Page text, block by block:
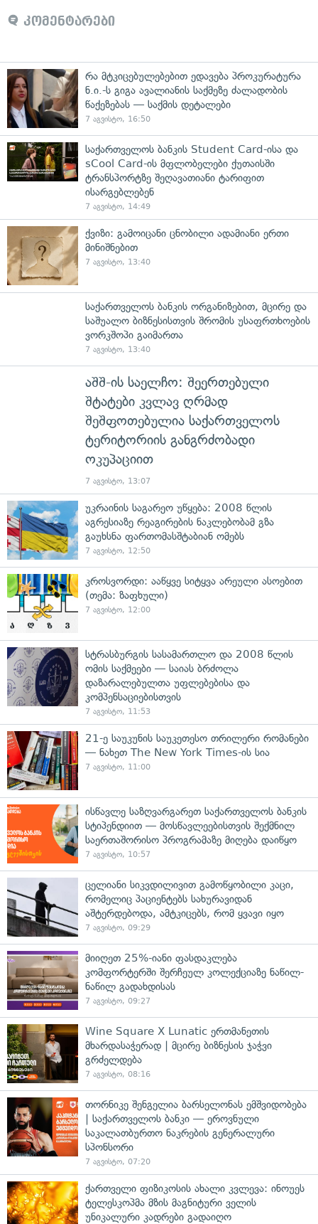
კომენტარები
რა მტკიცებულებებით ედავება პროკურატურა
ნ.ი.-ს გიგა ავალიანის საქმეზე ძალადობის
წაქეზებას — საქმის დეტალები
7 აგვისტო, 16:50
საქართველოს ბანკის Student Card-ისა და
sCool Card-ის მფლობელები ქუთაისში
ტრანსპორტზე შეღავათიანი ტარიფით
ისარგებლებენ
7 აგვისტო, 14:49
ქვიზი: გამოიცანი ცნობილი ადამიანი ერთი
მინიშნებით
7 აგვისტო, 13:40
საქართველოს ბანკის ორგანიზებით, მცირე და
საშუალო ბიზნესისთვის შრომის უსაფრთხოების
ვორკშოპი გაიმართა
7 აგვისტო, 13:40
აშშ-ის საელჩო: შეერთებული
შტატები კვლავ ღრმად
შეშფოთებულია საქართველოს
ტერიტორიის განგრძობადი
ოკუპაციით
7 აგვისტო, 13:07
უკრაინის საგარეო უწყება: 2008 წლის
აგრესიაზე რეაგირების ნაკლებობამ გზა
გაუხსნა ფართომასშტაბიან ომებს
7 აგვისტო, 12:50
კროსვორდი: ააწყვე სიტყვა არეული ასოებით
(თემა: ზაფხული)
7 აგვისტო, 12:00
სტრასბურგის სასამართლო და 2008 წლის
ომის საქმეები — საიას ბრძოლა
დაზარალებულთა უფლებებისა და
კომპენსაციებისთვის
7 აგვისტო, 11:53
21-ე საუკუნის საუკეთესო თრილერი რომანები
— ნახეთ The New York Times-ის სია
7 აგვისტო, 11:00
ისწავლე საზღვარგარეთ საქართველოს ბანკის
სტიპენდიით — მოსწავლეებისთვის შექმნილ
საერთაშორისო პროგრამაზე მიღება დაიწყო
7 აგვისტო, 10:57
ცელიანი სიკვდილივით გამოწყობილი კაცი,
რომელიც პაციენტებს სახურავიდან
აშტერდებოდა, ამტკიცებს, რომ ყვავი იყო
7 აგვისტო, 09:29
მიიღეთ 25%-იანი ფასდაკლება
კომფორტერში შერჩეულ კოლექციაზე ნაწილ-
ნაწილ გადახდისას
7 აგვისტო, 09:27
Wine Square X Lunatic ერთმანეთის
მხარდასაჭერად | მცირე ბიზნესის ჯაჭვი
გრძელდება
7 აგვისტო, 08:16
თორნიკე შენგელია ბარსელონას ემშვიდობება
| საქართველოს ბანკი — ეროვნული
საკალათბურთო ნაკრების გენერალური
სპონსორი
7 აგვისტო, 07:20
ქართველი ფიზიკოსის ახალი კვლევა: ინოუეს
ტელესკოპმა მზის მაგნიტური ველის
უნიკალური კადრები გადაიღო